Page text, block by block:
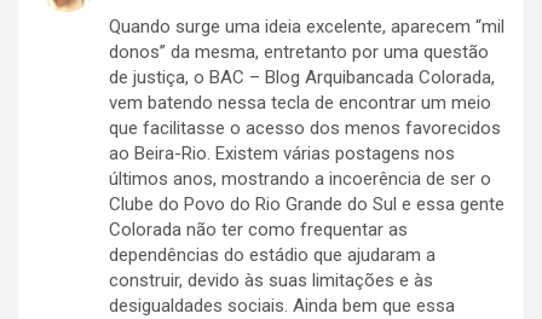
Quando surge uma ideia excelente, aparecem “mil
donos” da mesma, entretanto por uma questão
de justiça, o BAC – Blog Arquibancada Colorada,
vem batendo nessa tecla de encontrar um meio
que facilitasse o acesso dos menos favorecidos
ao Beira-Rio. Existem várias postagens nos
últimos anos, mostrando a incoerência de ser o
Clube do Povo do Rio Grande do Sul e essa gente
Colorada não ter como frequentar as
dependências do estádio que ajudaram a
construir, devido às suas limitações e às
desigualdades sociais. Ainda bem que essa